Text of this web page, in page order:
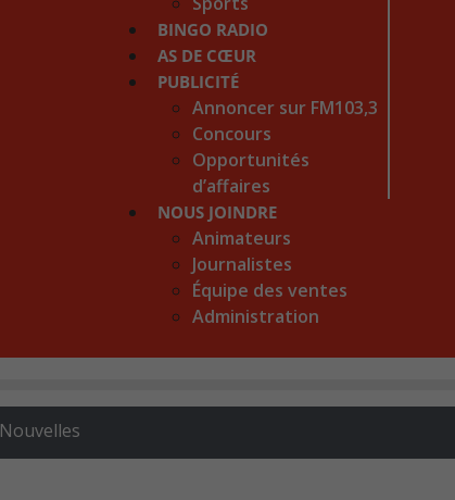
BINGO RADIO
AS DE CŒUR
PUBLICITÉ
Annoncer sur FM103,3
Concours
Opportunités
d’affaires
NOUS JOINDRE
Animateurs
Journalistes
Équipe des ventes
Administration
Nouvelles